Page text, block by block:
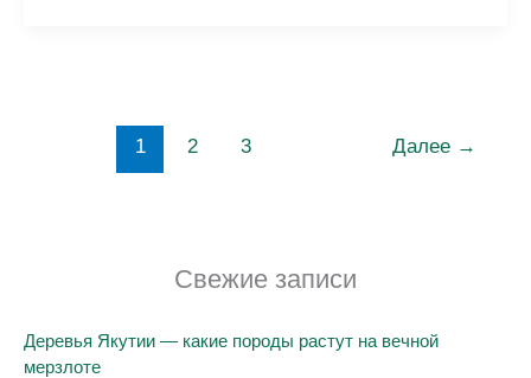
аалыас,
1 2 3 Далее →
Свежие записи
Деревья Якутии — какие породы растут на вечной
мерзлоте